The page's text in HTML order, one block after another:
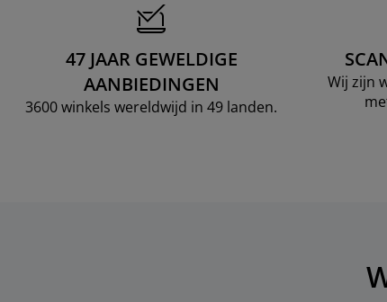
47 JAAR GEWELDIGE
AANBIEDINGEN
3600 winkels wereldwijd in 49 landen.
Wij zijn